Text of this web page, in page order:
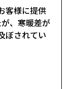
客様に提供
、寒暖差が
ぼされてい